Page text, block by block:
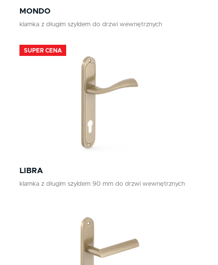
MONDO
klamka z długim szyldem do drzwi wewnętrznych
SUPER CENA
LIBRA
klamka z długim szyldem 90 mm do drzwi wewnętrznych